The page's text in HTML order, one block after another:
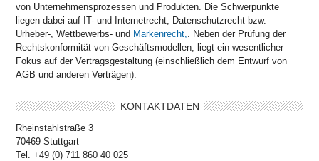
von Unternehmensprozessen und Produkten. Die Schwerpunkte
liegen dabei auf IT- und Internetrecht, Datenschutzrecht bzw.
Urheber-, Wettbewerbs- und Markenrecht,
. Neben der Prüfung der
Rechtskonformität von Geschäftsmodellen, liegt ein wesentlicher
Fokus auf der Vertragsgestaltung (einschließlich dem Entwurf von
AGB und anderen Verträgen).
KONTAKTDATEN
Rheinstahlstraße 3
70469 Stuttgart
Tel. +49 (0) 711 860 40 025